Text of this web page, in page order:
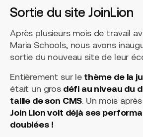
Sortie du site JoinLion
Après plusieurs mois de travail
Maria Schools, nous avons
sortie du nouveau site de leur
Entièrement sur le thème de la
était un grosdéfi au niveau du
taille de son CMS. Un mois
Join Lion voit déjà ses
doublées !